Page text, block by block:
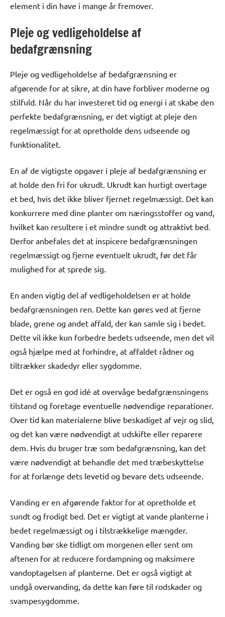
element i din have i mange år fremover.
Pleje og vedligeholdelse af
bedafgrænsning
Pleje og vedligeholdelse af bedafgrænsning er
afgørende for at sikre, at din have forbliver moderne og
stilfuld. Når du har investeret tid og energi i at skabe den
perfekte bedafgrænsning, er det vigtigt at pleje den
regelmæssigt for at opretholde dens udseende og
funktionalitet.
En af de vigtigste opgaver i pleje af bedafgrænsning er
at holde den fri for ukrudt. Ukrudt kan hurtigt overtage
et bed, hvis det ikke bliver fjernet regelmæssigt. Det kan
konkurrere med dine planter om næringsstoffer og vand,
hvilket kan resultere i et mindre sundt og attraktivt bed.
Derfor anbefales det at inspicere bedafgrænsningen
regelmæssigt og fjerne eventuelt ukrudt, før det får
mulighed for at sprede sig.
En anden vigtig del af vedligeholdelsen er at holde
bedafgrænsningen ren. Dette kan gøres ved at fjerne
blade, grene og andet affald, der kan samle sig i bedet.
Dette vil ikke kun forbedre bedets udseende, men det vil
også hjælpe med at forhindre, at affaldet rådner og
tiltrækker skadedyr eller sygdomme.
Det er også en god idé at overvåge bedafgrænsningens
tilstand og foretage eventuelle nødvendige reparationer.
Over tid kan materialerne blive beskadiget af vejr og slid,
og det kan være nødvendigt at udskifte eller reparere
dem. Hvis du bruger træ som bedafgrænsning, kan det
være nødvendigt at behandle det med træbeskyttelse
for at forlænge dets levetid og bevare dets udseende.
Vanding er en afgørende faktor for at opretholde et
sundt og frodigt bed. Det er vigtigt at vande planterne i
bedet regelmæssigt og i tilstrækkelige mængder.
Vanding bør ske tidligt om morgenen eller sent om
aftenen for at reducere fordampning og maksimere
vandoptagelsen af planterne. Det er også vigtigt at
undgå overvanding, da dette kan føre til rodskader og
svampesygdomme.